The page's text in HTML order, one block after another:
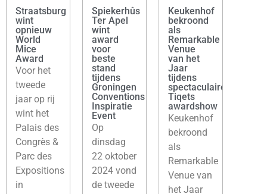
Straatsburg
wint
opnieuw
World
Mice
Award
Voor het
tweede
jaar op rij
wint het
Palais des
Congrès &
Parc des
Expositions
in
Spiekerhûs
Ter Apel
wint
award
voor
beste
stand
tijdens
Groningen
Conventions
Inspiratie
Event
Op
dinsdag
22 oktober
2024 vond
de tweede
Keukenhof
bekroond
als
Remarkable
Venue
van het
Jaar
tijdens
spectaculaire
Tiqets
awardshow
Keukenhof
bekroond
als
Remarkable
Venue van
het Jaar